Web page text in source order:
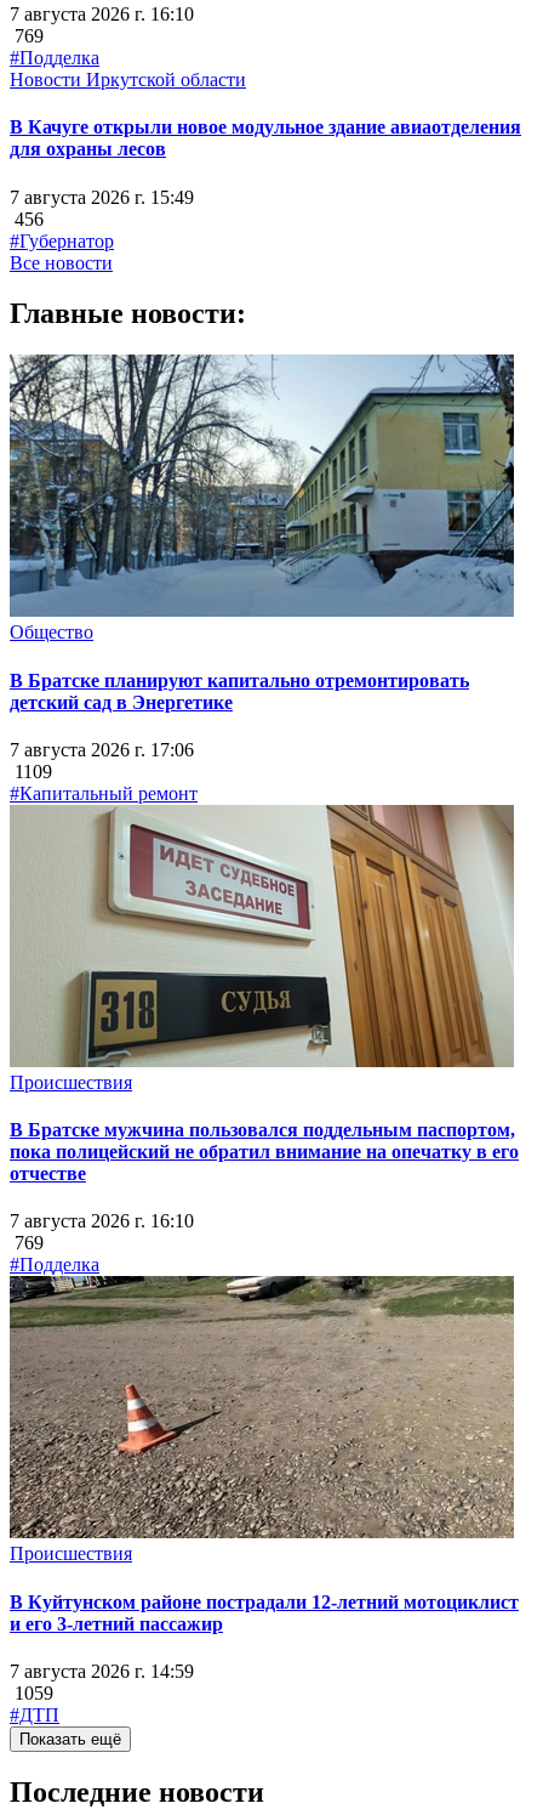
7 августа 2026 г. 16:10
769
#Подделка
Новости Иркутской области
В Качуге открыли новое модульное здание авиаотделения
для охраны лесов
7 августа 2026 г. 15:49
456
#Губернатор
Все новости
Главные новости:
Общество
В Братске планируют капитально отремонтировать
детский сад в Энергетике
7 августа 2026 г. 17:06
1109
#Капитальный ремонт
Происшествия
В Братске мужчина пользовался поддельным паспортом,
пока полицейский не обратил внимание на опечатку в его
отчестве
7 августа 2026 г. 16:10
769
#Подделка
Происшествия
В Куйтунском районе пострадали 12-летний мотоциклист
и его 3-летний пассажир
7 августа 2026 г. 14:59
1059
#ДТП
Показать ещё
Последние новости